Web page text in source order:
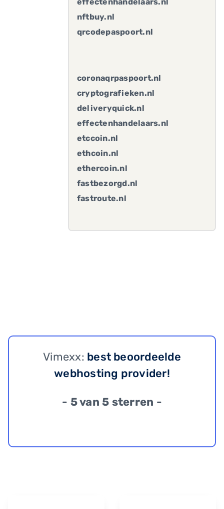
nftbuy.nl
qrcodepaspoort.nl
coronaqrpaspoort.nl
cryptografieken.nl
deliveryquick.nl
effectenhandelaars.nl
etccoin.nl
ethcoin.nl
ethercoin.nl
fastbezorgd.nl
fastroute.nl
Vimexx: best beoordeelde
webhosting provider!
- 5 van 5 sterren -